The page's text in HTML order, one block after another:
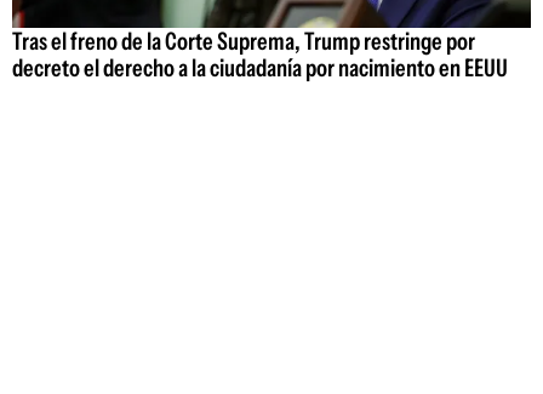
Tras el freno de la Corte Suprema, Trump restringe por
decreto el derecho a la ciudadanía por nacimiento en EEUU